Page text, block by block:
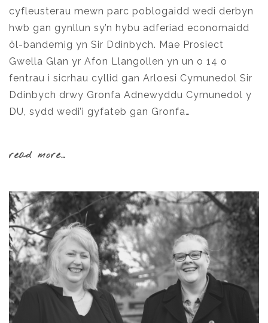
cyfleusterau mewn parc poblogaidd wedi derbyn
hwb gan gynllun sy’n hybu adferiad economaidd
ôl-bandemig yn Sir Ddinbych. Mae Prosiect
Gwella Glan yr Afon Llangollen yn un o 14 o
fentrau i sicrhau cyllid gan Arloesi Cymunedol Sir
Ddinbych drwy Gronfa Adnewyddu Cymunedol y
DU, sydd wedi’i gyfateb gan Gronfa…
read more…